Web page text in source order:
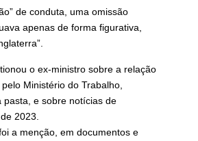
de conduta, uma omissão
apenas de forma figurativa,
o ex-ministro sobre a relação
Ministério do Trabalho,
pasta, e sobre notícias de
2023.
a menção, em documentos e